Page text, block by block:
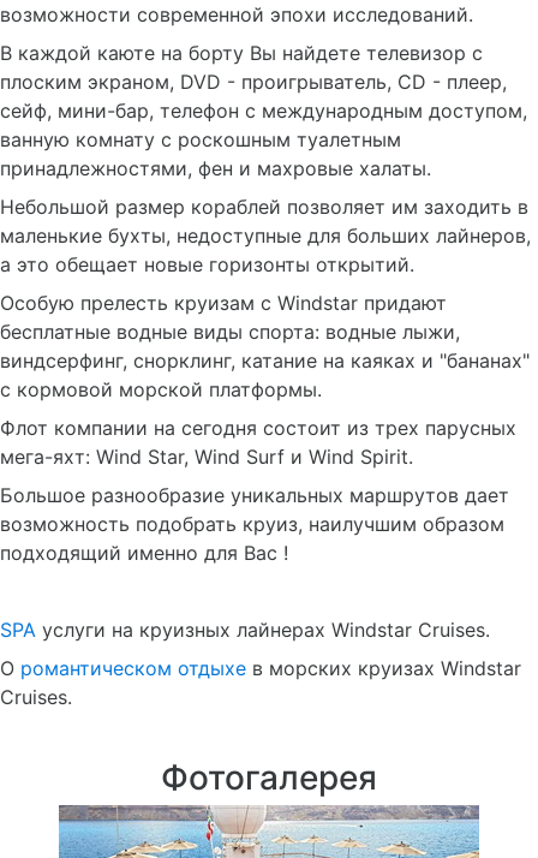
возможности современной эпохи исследований.
В каждой каюте на борту Вы найдете телевизор с
плоским экраном, DVD - проигрыватель, CD - плеер,
сейф, мини-бар, телефон с международным доступом,
ванную комнату с роскошным туалетным
принадлежностями, фен и махровые халаты.
Небольшой размер кораблей позволяет им заходить в
маленькие бухты, недоступные для больших лайнеров,
а это обещает новые горизонты открытий.
Особую прелесть круизам с Windstar придают
бесплатные водные виды спорта: водные лыжи,
виндсерфинг, снорклинг, катание на каяках и "бананах"
с кормовой морской платформы.
Флот компании на сегодня состоит из трех парусных
мега-яхт: Wind Star, Wind Surf и Wind Spirit.
Большое разнообразие уникальных маршрутов дает
возможность подобрать круиз, наилучшим образом
подходящий именно для Вас !
SPA услуги на круизных лайнерах Windstar Cruises.
О романтическом отдыхе в морских круизах Windstar
Cruises.
Фотогалерея